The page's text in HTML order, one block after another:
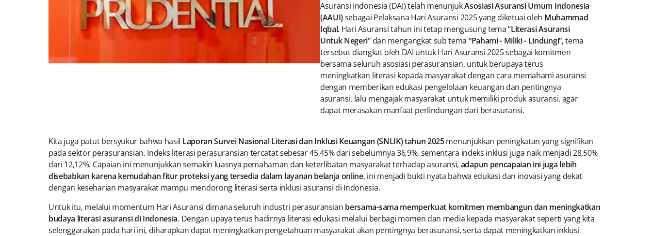
Asuransi Indonesia (DAI) telah menunjukAsosiasi Asuransi Umum Indonesia
(AAUI)sebagai Pelaksana Hari Asuransi 2025 yang diketuai oleh Muhammad
Iqbal. Hari Asuransi tahun ini tetap mengusung tema “Literasi Asuransi
Untuk Negeri” dan mengangkat sub tema “Pahami - Miliki - Lindungi”,tema
tersebut diangkat oleh DAI untuk Hari Asuransi 2025 sebagai komitmen
bersama seluruh asosiasi perasuransian, untuk berupaya terus
meningkatkan literasi kepada masyarakat dengan cara memahami asuransi
dengan memberikan edukasi pengelolaan keuangan dan pentingnya
asuransi, lalu mengajak masyarakat untuk memiliki produk asuransi, agar
dapat merasakan manfaat perlindungan dari berasuransi.
Kita juga patut bersyukur bahwa hasil Laporan Survei Nasional Literasi dan Inklusi Keuangan (SNLIK) tahun 2025menunjukkan peningkatan yang signifikan
pada sektor perasuransian. Indeks literasi perasuransian tercatat sebesar 45,45% dari sebelumnya 36,9%, sementara indeks inklusi juga naik menjadi 28,50%
dari 12,12%. Capaian ini menunjukkan semakin luasnya pemahaman dan keterlibatan masyarakat terhadap asuransi, adapun pencapaian ini juga lebih
disebabkan karena kemudahan fitur proteksi yang tersedia dalam layanan belanja online, ini menjadi bukti nyata bahwa edukasi dan inovasi yang dekat
dengan keseharian masyarakat mampu mendorong literasi serta inklusi asuransi di Indonesia.
Untuk itu, melalui momentum Hari Asuransi dimana seluruh industri perasuransian bersama-sama memperkuat komitmen membangun dan meningkatkan
budaya literasi asuransi di Indonesia. Dengan upaya terus hadirnya literasi edukasi melalui berbagi momen dan media kepada masyarakat seperti yang kita
selenggarakan pada hari ini, diharapkan dapat meningkatkan pengetahuan masyarakat akan pentingnya berasuransi, serta dapat meningkatkan inklusi